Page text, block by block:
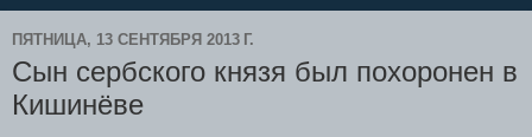
ПЯТНИЦА, 13 СЕНТЯБРЯ 2013 Г.
Сын сербского князя был похоронен в
Кишинёве